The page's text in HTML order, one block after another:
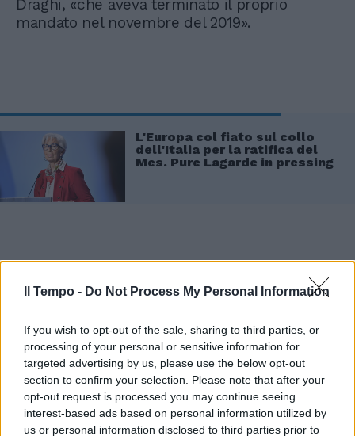
Il Tempo - Do Not Process My Personal Information
If you wish to opt-out of the sale, sharing to third parties, or
processing of your personal or sensitive information for
targeted advertising by us, please use the below opt-out
section to confirm your selection. Please note that after your
opt-out request is processed you may continue seeing
interest-based ads based on personal information utilized by
us or personal information disclosed to third parties prior to
Draghi, «che aveva terminato il proprio
mandato nel novembre del 2019».
L'Europa col fiato sul collo
dell'Italia per la ratifica del
Mes. Pure Lagarde in pressing
D’Agostino chiede dunque di condannare la
tempore», per avergli provocato «un danno
patrimoniale di 841.809,34 quale danno
emergente e di 998.683,90 euro, per lucro
cessante; per avere provocato un danno
patrimoniale ammontante complessivamente
a 1.840.493,24 euro; per avere provocato un